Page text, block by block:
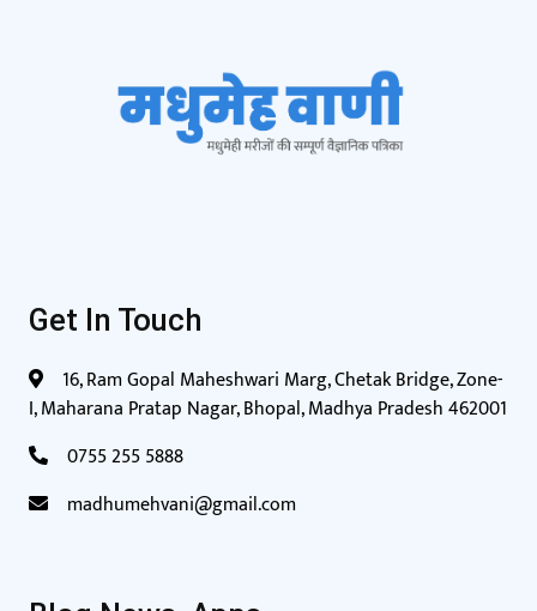
Get In Touch
16, Ram Gopal Maheshwari Marg, Chetak Bridge, Zone-
I, Maharana Pratap Nagar, Bhopal, Madhya Pradesh 462001
0755 255 5888
madhumehvani@gmail.com